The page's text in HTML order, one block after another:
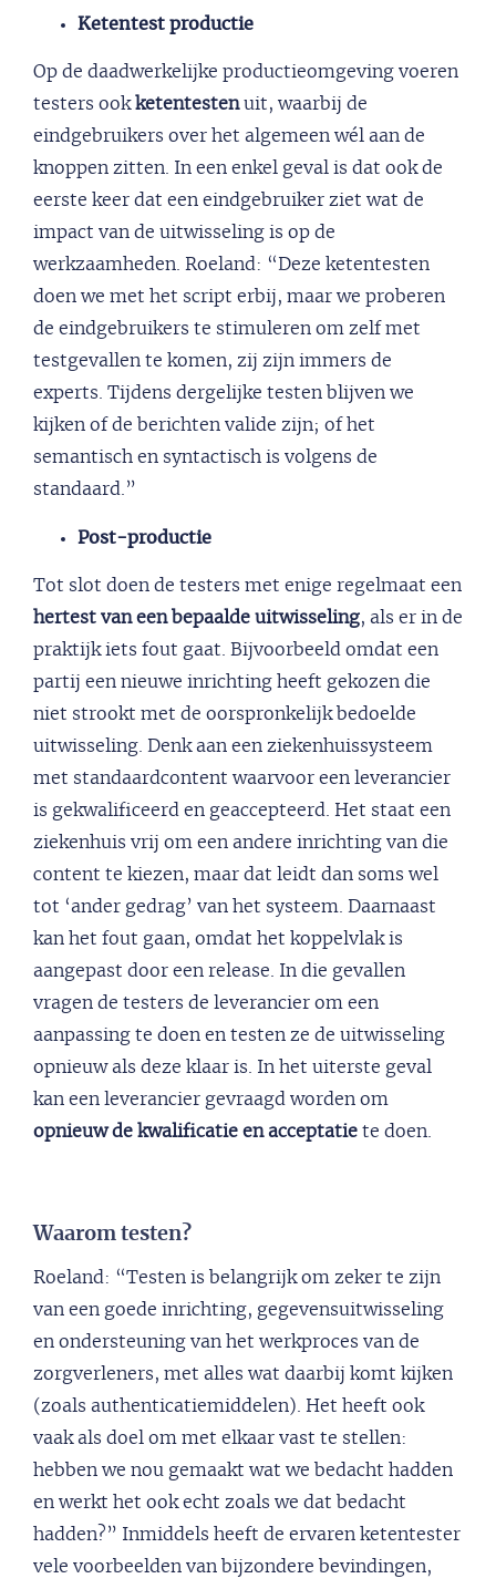
Ketentest productie
Op de daadwerkelijke productieomgeving voeren
testers ookketentestenuit, waarbij de
eindgebruikers over het algemeen wél aan de
knoppen zitten. In een enkel geval is dat ook de
eerste keer dat een eindgebruiker ziet wat de
impact van de uitwisseling is op de
werkzaamheden. Roeland: “Deze ketentesten
doen we met het script erbij, maar we proberen
de eindgebruikers te stimuleren om zelf met
testgevallen te komen, zij zijn immers de
experts. Tijdens dergelijke testen blijven we
kijken of de berichten valide zijn; of het
semantisch en syntactisch is volgens de
standaard.”
Post-productie
Tot slot doen de testers met enige regelmaat een
hertest van een bepaalde uitwisseling, als er in de
praktijk iets fout gaat. Bijvoorbeeld omdat een
partij een nieuwe inrichting heeft gekozen die
niet strookt met de oorspronkelijk bedoelde
uitwisseling. Denk aan een ziekenhuissysteem
met standaardcontent waarvoor een leverancier
is gekwalificeerd en geaccepteerd. Het staat een
ziekenhuis vrij om een andere inrichting van die
content te kiezen, maar dat leidt dan soms wel
tot ‘ander gedrag’ van het systeem. Daarnaast
kan het fout gaan, omdat het koppelvlak is
aangepast door een release. In die gevallen
vragen de testers de leverancier om een
aanpassing te doen en testen ze de uitwisseling
opnieuw als deze klaar is. In het uiterste geval
kan een leverancier gevraagd worden om
opnieuw de kwalificatie en acceptatie te doen.
Waarom testen?
Roeland: “Testen is belangrijk om zeker te zijn
van een goede inrichting, gegevensuitwisseling
en ondersteuning van het werkproces van de
zorgverleners, met alles wat daarbij komt kijken
(zoals authenticatiemiddelen). Het heeft ook
vaak als doel om met elkaar vast te stellen:
hebben we nou gemaakt wat we bedacht hadden
en werkt het ook echt zoals we dat bedacht
hadden?” Inmiddels heeft de ervaren ketentester
vele voorbeelden van bijzondere bevindingen,